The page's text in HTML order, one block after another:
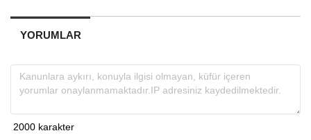
YORUMLAR